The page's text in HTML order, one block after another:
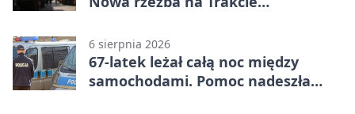
6 sierpnia 2026
67-latek leżał całą noc między
samochodami. Pomoc nadeszła